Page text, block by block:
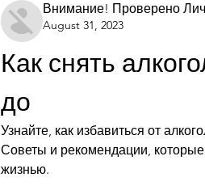
Внимание! Проверено
August 31, 2023
Как снять
до
Узнайте, как избавиться от
Советы и рекомендации,
жизнью.